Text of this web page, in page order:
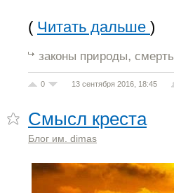
( Читать дальше )
законы природы, смерть
0 13 сентября 2016, 18:45
Смысл креста
Блог им. dimas